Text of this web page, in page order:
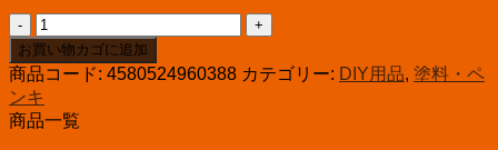
ウ
レ
ヒ
ー
ロ
お買い物カゴに追加
商品コード: 4580524960388 カテゴリー: DIY用品, 塗料・ペ
ンキ
商品一覧